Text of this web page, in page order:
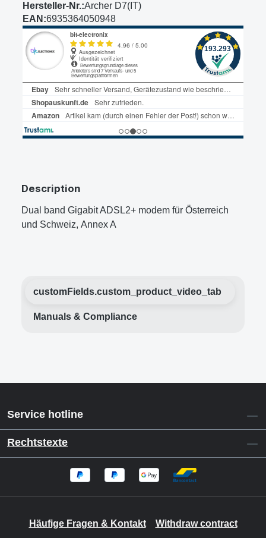
Hersteller-Nr.:Archer D7(IT)
EAN:6935364050948
Description
Dual band Gigabit ADSL2+ modem für Österreich
und Schweiz, Annex A
customFields.custom_product_video_tab
Manuals & Compliance
Service hotline
Rechtstexte
Häufige Fragen & Kontakt Withdraw contract